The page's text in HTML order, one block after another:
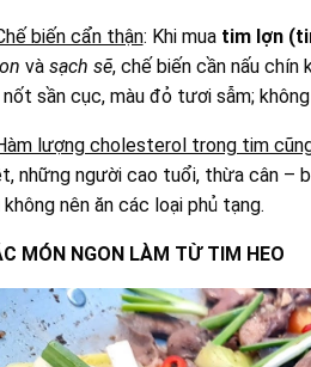
biến cẩn thận: Khi muatim lợn
và sạch sẽ, chế biến cần nấu chín
sần cục, màu đỏ tươi sẫm;
lượng cholesterol trong tim
những người cao tuổi, thừa cân –
nên ăn các loại phủ tạng.
MÓN NGON LÀM TỪ TIM HEO